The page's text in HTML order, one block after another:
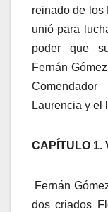
reinado de los
unió para
poder que
Fernán
Laurencia y el
CAPÍTULO 1.
Fernán
dos criados